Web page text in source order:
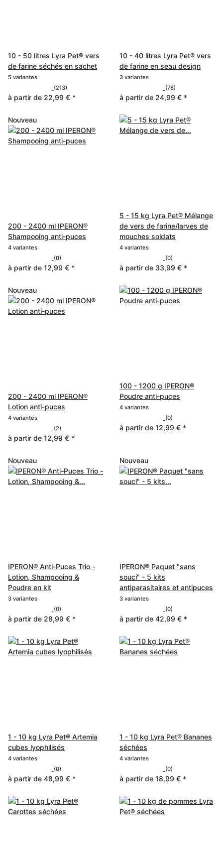
10 - 50 litres Lyra Pet® vers
de farine séchés en sachet
5 variantes
(213)
à partir de 22,99 € *
10 - 40 litres Lyra Pet® vers
de farine en seau design
3 variantes
(78)
à partir de 24,99 € *
Nouveau
200 - 2400 ml IPERON®
Shampooing anti-puces
4 variantes
(0)
à partir de 12,99 € *
5 - 15 kg Lyra Pet® Mélange
de vers de farine/larves de
mouches soldats
4 variantes
(0)
à partir de 33,99 € *
Nouveau
200 - 2400 ml IPERON®
Lotion anti-puces
4 variantes
(2)
à partir de 12,99 € *
100 - 1200 g IPERON®
Poudre anti-puces
4 variantes
(0)
à partir de 12,99 € *
Nouveau
IPERON® Anti-Puces Trio -
Lotion, Shampooing &
Poudre en kit
3 variantes
(0)
à partir de 28,99 € *
Nouveau
IPERON® Paquet "sans
souci" - 5 kits
antiparasitaires et antipuces
3 variantes
(0)
à partir de 42,99 € *
1 - 10 kg Lyra Pet® Artemia
cubes lyophilisés
4 variantes
(0)
à partir de 48,99 € *
1 - 10 kg Lyra Pet® Bananes
séchées
4 variantes
(0)
à partir de 18,99 € *